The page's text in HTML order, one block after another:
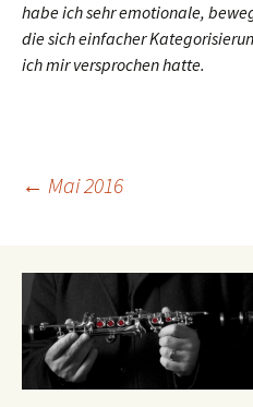
habe ich sehr emotionale,
die sich einfacher
ich mir versprochen hatte.
← Mai 2016